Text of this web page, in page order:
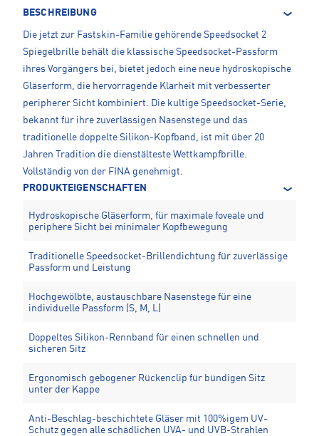
BESCHREIBUNG
Die jetzt zur Fastskin-Familie gehörende Speedsocket 2
Spiegelbrille behält die klassische Speedsocket-Passform
ihres Vorgängers bei, bietet jedoch eine neue hydroskopische
Gläserform, die hervorragende Klarheit mit verbesserter
peripherer Sicht kombiniert. Die kultige Speedsocket-Serie,
bekannt für ihre zuverlässigen Nasenstege und das
traditionelle doppelte Silikon-Kopfband, ist mit über 20
Jahren Tradition die dienstälteste Wettkampfbrille.
Vollständig von der FINA genehmigt.
PRODUKTEIGENSCHAFTEN
Hydroskopische Gläserform, für maximale foveale und
periphere Sicht bei minimaler Kopfbewegung
Traditionelle Speedsocket-Brillendichtung für zuverlässige
Passform und Leistung
Hochgewölbte, austauschbare Nasenstege für eine
individuelle Passform (S, M, L)
Doppeltes Silikon-Rennband für einen schnellen und
sicheren Sitz
Ergonomisch gebogener Rückenclip für bündigen Sitz
unter der Kappe
Anti-Beschlag-beschichtete Gläser mit 100%igem UV-
Schutz gegen alle schädlichen UVA- und UVB-Strahlen